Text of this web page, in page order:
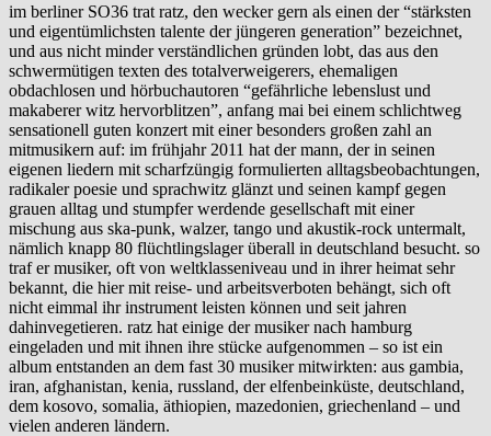
im berliner SO36 trat ratz, den wecker gern als einen der “stärksten
und eigentümlichsten talente der jüngeren generation” bezeichnet,
und aus nicht minder verständlichen gründen lobt, das aus den
schwermütigen texten des totalverweigerers, ehemaligen
obdachlosen und hörbuchautoren “gefährliche lebenslust und
makaberer witz hervorblitzen”, anfang mai bei einem schlichtweg
sensationell guten konzert mit einer besonders großen zahl an
mitmusikern auf: im frühjahr 2011 hat der mann, der in seinen
eigenen liedern mit scharfzüngig formulierten alltagsbeobachtungen,
radikaler poesie und sprachwitz glänzt und seinen kampf gegen
grauen alltag und stumpfer werdende gesellschaft mit einer
mischung aus ska-punk, walzer, tango und akustik-rock untermalt,
nämlich knapp 80 flüchtlingslager überall in deutschland besucht. so
traf er musiker, oft von weltklasseniveau und in ihrer heimat sehr
bekannt, die hier mit reise- und arbeitsverboten behängt, sich oft
nicht eimmal ihr instrument leisten können und seit jahren
dahinvegetieren. ratz hat einige der musiker nach hamburg
eingeladen und mit ihnen ihre stücke aufgenommen – so ist ein
album entstanden an dem fast 30 musiker mitwirkten: aus gambia,
iran, afghanistan, kenia, russland, der elfenbeinküste, deutschland,
dem kosovo, somalia, äthiopien, mazedonien, griechenland – und
vielen anderen ländern.